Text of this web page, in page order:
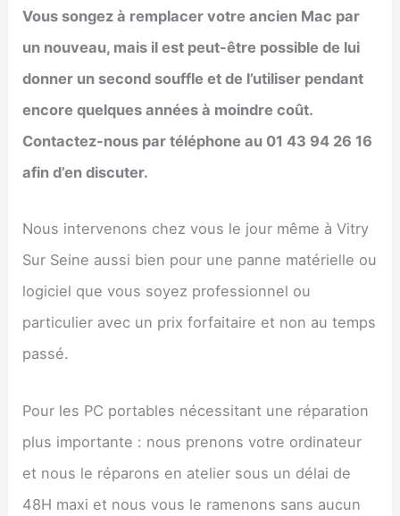
Vous songez à remplacer votre ancien Mac par
un nouveau, mais il est peut-être possible de lui
donner un second souffle et de l’utiliser pendant
encore quelques années à moindre coût.
Contactez-nous par téléphone au 01 43 94 26 16
afin d’en discuter.
Nous intervenons chez vous le jour même à Vitry
Sur Seine aussi bien pour une panne matérielle ou
logiciel que vous soyez professionnel ou
particulier avec un prix forfaitaire et non au temps
passé.
Pour les PC portables nécessitant une réparation
plus importante : nous prenons votre ordinateur
et nous le réparons en atelier sous un délai de
48H maxi et nous vous le ramenons sans aucun